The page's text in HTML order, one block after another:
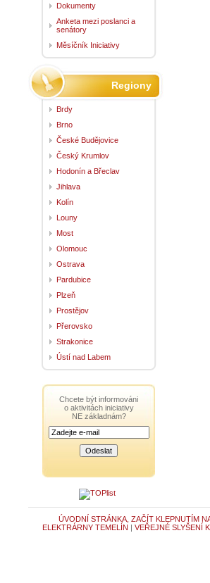
Dokumenty
Anketa mezi poslanci a
senátory
Měsíčník Iniciativy
Regiony
Brdy
Brno
České Budějovice
Český Krumlov
Hodonín a Břeclav
Jihlava
Kolín
Louny
Most
Olomouc
Ostrava
Pardubice
Plzeň
Prostějov
Přerovsko
Strakonice
Ústí nad Labem
Chcete být informováni
o aktivitách iniciativy
NE základnám?
ÚVODNÍ STRÁNKA, ZAČÍT KLEPNUTÍM
ELEKTRÁRNY TEMELÍN | VEŘEJNÉ SLYŠENÍ